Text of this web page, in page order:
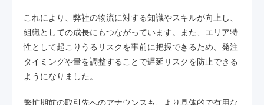
これにより、弊社の物流に対する知識やスキルが向上し、
組織としての成長にもつながっています。また、エリア特
性として起こりうるリスクを事前に把握できるため、発注
タイミングや量を調整することで遅延リスクを防止できる
ようになりました。
繁忙期前の取引先へのアナウンスも、より具体的で有用な